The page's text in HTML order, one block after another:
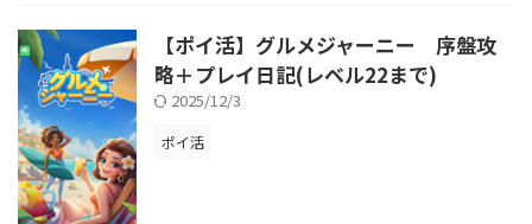
【ポイ活】グルメジャーニー 序盤攻
略＋プレイ日記(レベル22まで)
2025/12/3
ポイ活